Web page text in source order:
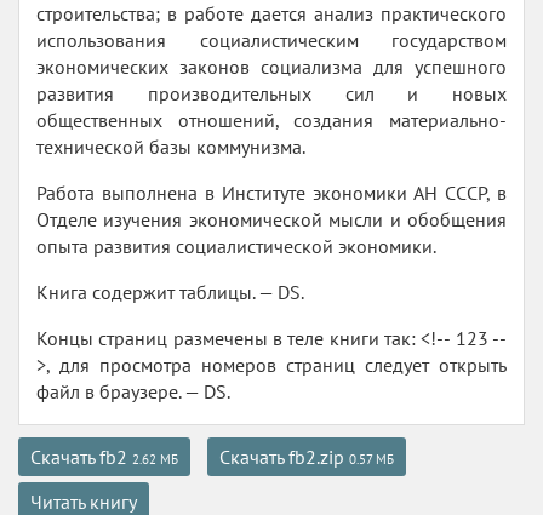
строительства; в работе дается анализ практического
использования социалистическим государством
экономических законов социализма для успешного
развития производительных сил и новых
общественных отношений, создания материально-
технической базы коммунизма.
Работа выполнена в Институте экономики АН СССР, в
Отделе изучения экономической мысли и обобщения
опыта развития социалистической экономики.
Книга содержит таблицы. — DS.
Концы страниц размечены в теле книги так: <!-- 123 --
>, для просмотра номеров страниц следует открыть
файл в браузере. — DS.
Скачать fb2 2.62 МБ Скачать fb2.zip 0.57 МБ
Читать книгу